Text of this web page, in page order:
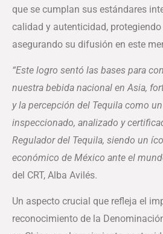
que se cumplan sus estándares
calidad y autenticidad,
asegurando su difusión en este
“Este logro sentó las bases para
nuestra bebida nacional en Asia,
y la percepción del Tequila como
inspeccionado, analizado y
Regulador del Tequila, siendo un
económico de México ante el
del CRT, Alba Avilés.
Un aspecto crucial que refleja el
reconocimiento de la